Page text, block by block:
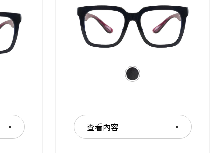
查看內容